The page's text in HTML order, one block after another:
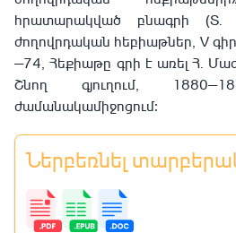
հրատարակված բնագրի (Տ.
ժողովրդական հեբիաթներ, V
—74, Հեքիաթը գրի է առել Հ.
Շնող գյուղում,
ժամանակամիջոցում։
Ներբեռնել